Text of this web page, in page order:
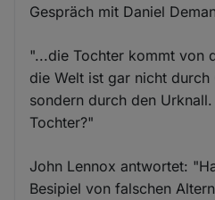
Gespräch mit Daniel
"...die Tochter kommt von
die Welt ist gar nicht durch
sondern durch den
Tochter?"
John Lennox antwortet:
Besipiel von falschen